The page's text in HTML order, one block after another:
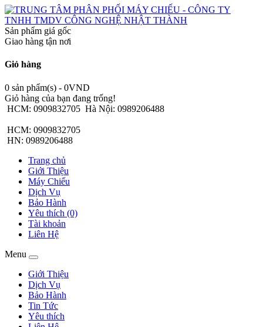
Sản phẩm giá gốc
Giao hàng tận nơi
Giỏ hàng
0 sản phẩm(s) - 0VND
Giỏ hàng của bạn đang trống!
HCM: 0909832705 Hà Nội: 0989206488
HCM: 0909832705
HN: 0989206488
Trang chủ
Giới Thiệu
Máy Chiếu
Dịch Vụ
Bảo Hành
Yêu thích (0)
Tài khoản
Liên Hệ
Menu
Giới Thiệu
Dịch Vụ
Bảo Hành
Tin Tức
Yêu thích